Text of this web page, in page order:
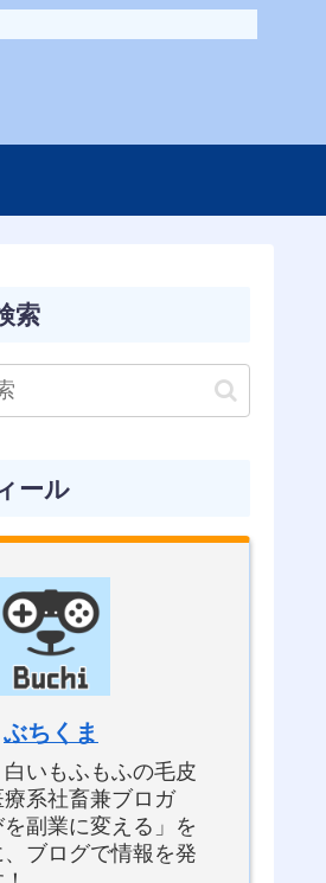
索
ール
ぶちくま
いもふもふの毛皮
療系社畜兼ブロガ
副業に変える」を
ブログで情報を発